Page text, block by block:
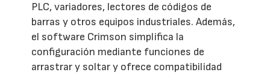
PLC, variadores, lectores de códigos de
barras y otros equipos industriales. Además,
el software Crimson simplifica la
configuración mediante funciones de
arrastrar y soltar y ofrece compatibilidad